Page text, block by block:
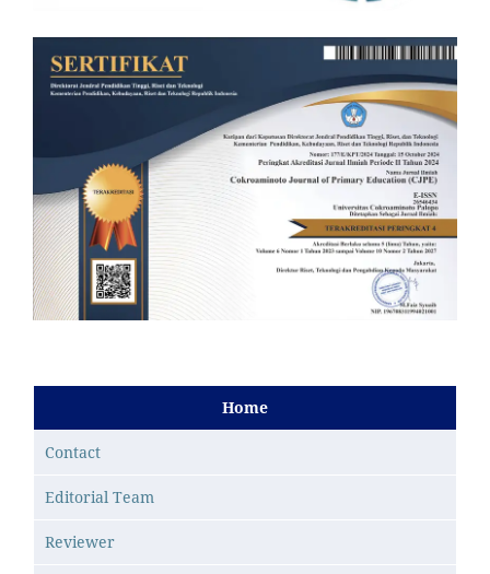
Home
Contact
Editorial Team
Reviewer